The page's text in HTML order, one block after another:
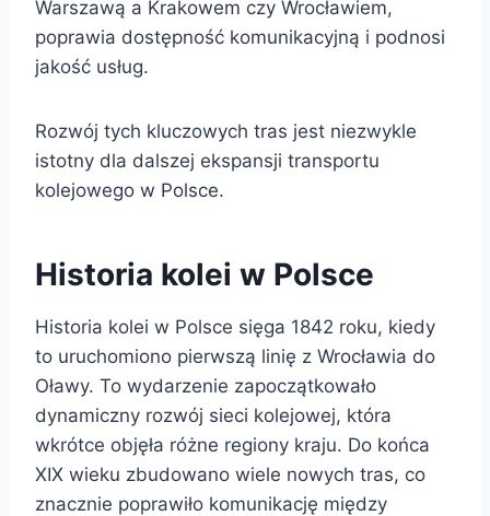
Warszawą a Krakowem czy Wrocławiem,
poprawia dostępność komunikacyjną i podnosi
jakość usług.
Rozwój tych kluczowych tras jest niezwykle
istotny dla dalszej ekspansji transportu
kolejowego w Polsce.
Historia kolei w Polsce
Historia kolei w Polsce sięga 1842 roku, kiedy
to uruchomiono pierwszą linię z Wrocławia do
Oławy. To wydarzenie zapoczątkowało
dynamiczny rozwój sieci kolejowej, która
wkrótce objęła różne regiony kraju. Do końca
XIX wieku zbudowano wiele nowych tras, co
znacznie poprawiło komunikację między